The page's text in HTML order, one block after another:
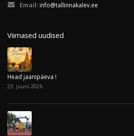
Email: info@tallinnakalev.ee
Viimased uudised
Head jaanipäeva !
23. juuni 2026